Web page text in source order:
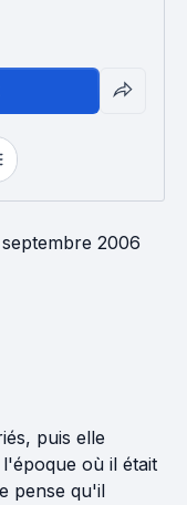
septembre 2006
puis elle
où il était
pense qu'il